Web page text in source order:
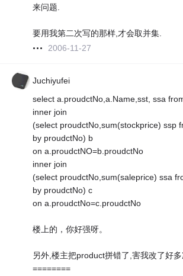
来问题.
要用我第二次写的那样,才会取并集.
2006-11-27
Juchiyufei
select a.proudctNo,a.Name,sst, ssa
inner join
(select proudctNo,sum(stockprice) ssp
by proudctNo) b
on a.proudctNO=b.proudctNo
inner join
(select proudctNo,sum(saleprice) ssa
by proudctNo) c
on a.proudctNo=c.proudctNo
楼上的，你好强呀。
另外,楼主把product拼错了,害我改了好
========